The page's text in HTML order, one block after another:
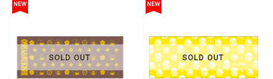
SOLD OUT
NEW
SOLD OUT
NEW